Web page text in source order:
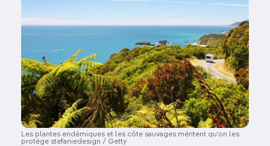
Les plantes endémiques et les côte sauvages méritent qu’on les
protège stefaniedesign / Getty